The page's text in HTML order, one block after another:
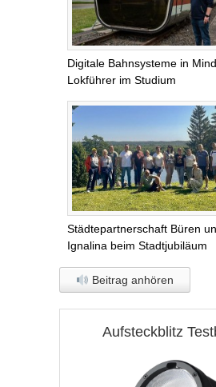
Digitale Bahnsysteme in
Lokführer im Studium
Städtepartnerschaft Büren
Ignalina beim Stadtjubiläum
Beitrag anhören
Aufsteckblitz